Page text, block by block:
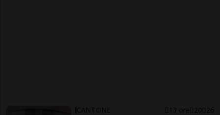
CANTONE 13 ore 20 26